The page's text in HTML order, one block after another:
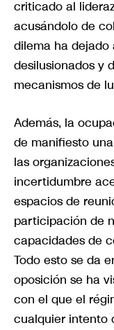
criticado al
acusándolo de
dilema ha dejado
desilusionados y
mecanismos de
Además, la
de manifiesto
las
incertidumbre
espacios de
participación de
capacidades de
Todo esto se da
oposición se ha
con el que el
cualquier intento